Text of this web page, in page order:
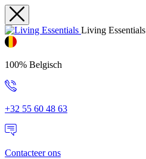
Living Essentials
100% Belgisch
+32 55 60 48 63
Contacteer ons